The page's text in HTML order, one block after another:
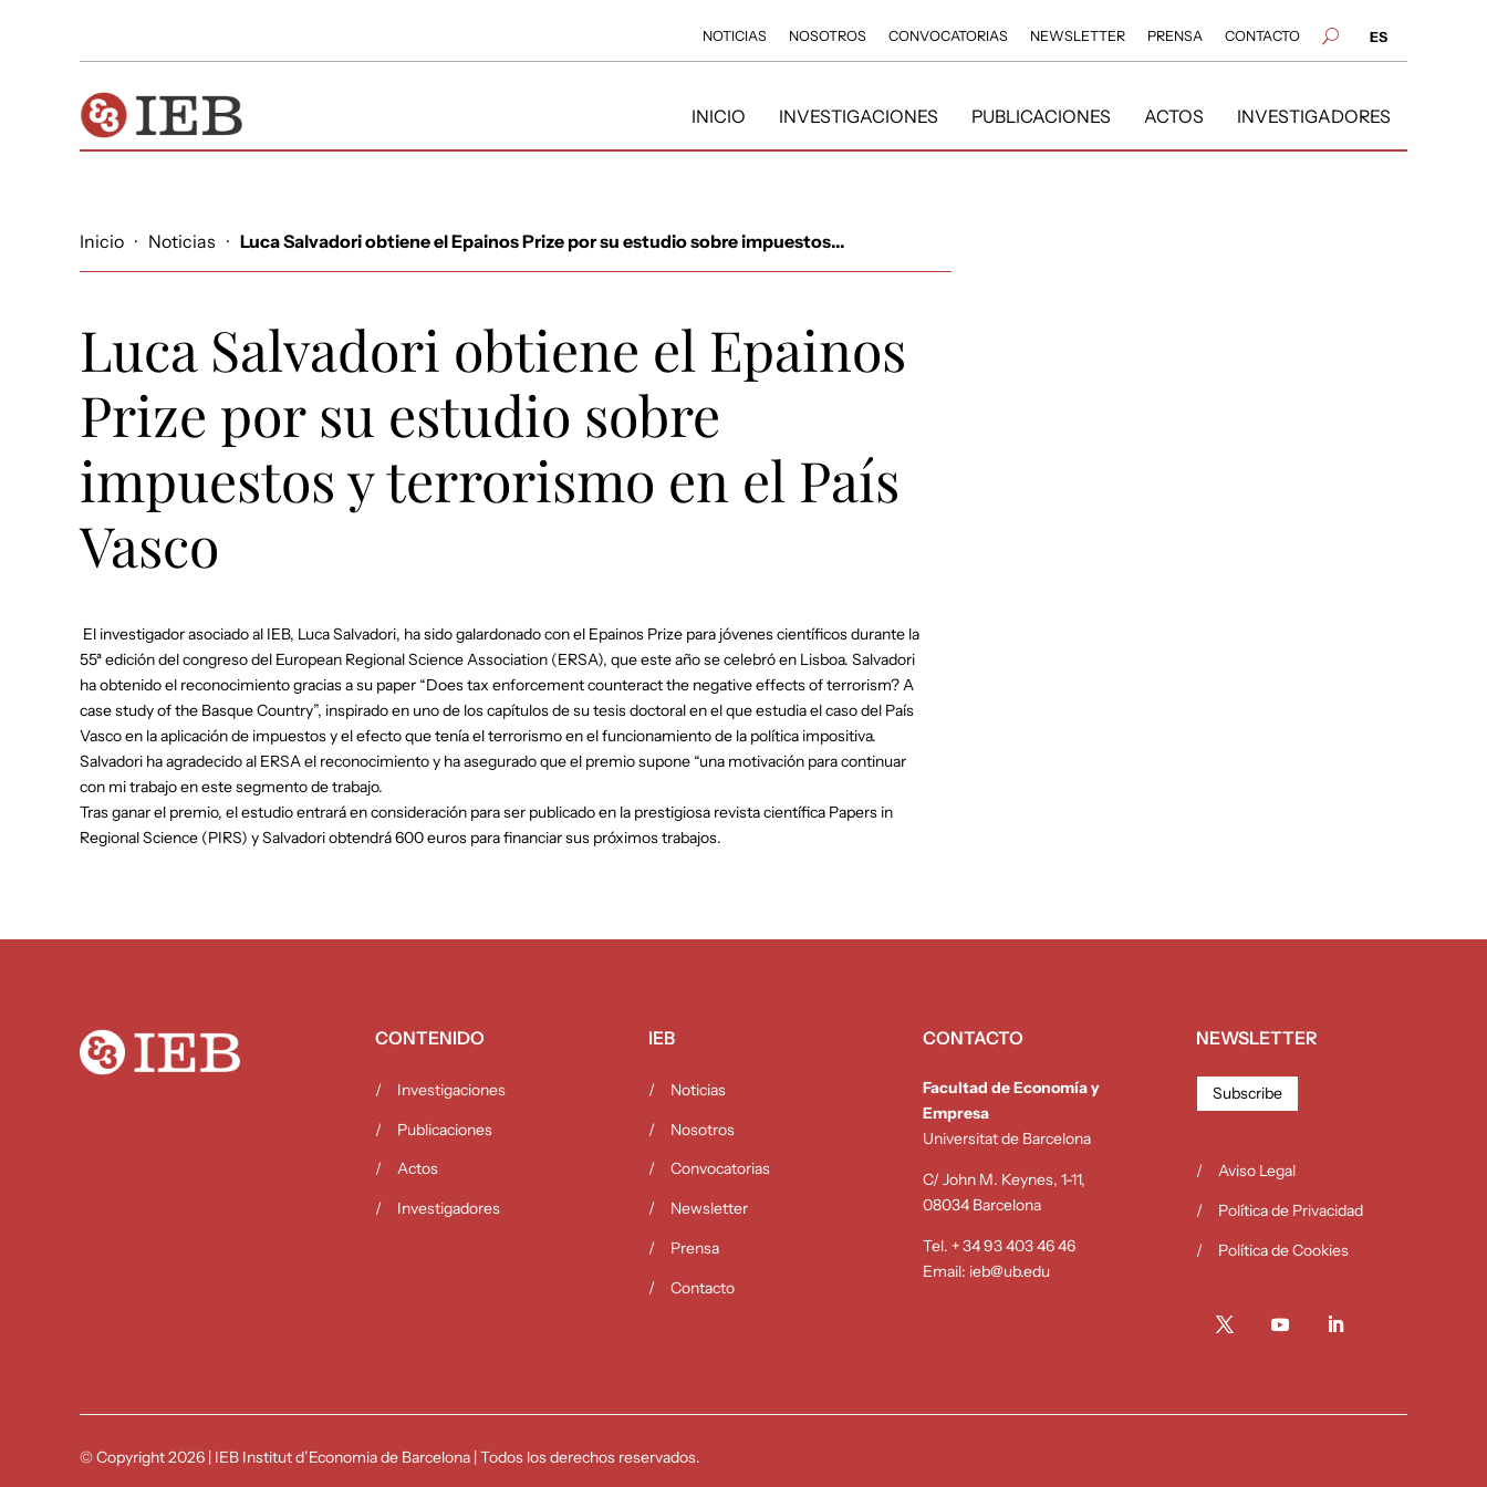
NOTICIAS NOSOTROS CONVOCATORIAS NEWSLETTER PRENSA CONTACTO U ES
INICIO INVESTIGACIONES PUBLICACIONES ACTOS INVESTIGADORES
Inicio · Noticias · Luca Salvadori obtiene el Epainos Prize por su estudio sobre impuestos...
Luca Salvadori obtiene el Epainos
Prize por su estudio sobre
impuestos y terrorismo en el País
Vasco
El investigador asociado al IEB, Luca Salvadori, ha sido galardonado con el Epainos Prize para jóvenes científicos durante la
55ª edición del congreso del European Regional Science Association (ERSA), que este año se celebró en Lisboa. Salvadori
ha obtenido el reconocimiento gracias a su paper “Does tax enforcement counteract the negative effects of terrorism? A
case study of the Basque Country”, inspirado en uno de los capítulos de su tesis doctoral en el que estudia el caso del País
Vasco en la aplicación de impuestos y el efecto que tenía el terrorismo en el funcionamiento de la política impositiva.
Salvadori ha agradecido al ERSA el reconocimiento y ha asegurado que el premio supone “una motivación para continuar
con mi trabajo en este segmento de trabajo.
Tras ganar el premio, el estudio entrará en consideración para ser publicado en la prestigiosa revista científica Papers in
Regional Science (PIRS) y Salvadori obtendrá 600 euros para financiar sus próximos trabajos.
CONTENIDO
Investigaciones
Publicaciones
Actos
Investigadores
IEB
Noticias
Nosotros
Convocatorias
Newsletter
Prensa
Contacto
CONTACTO
Facultad de Economía y
Empresa
Universitat de Barcelona
C/ John M. Keynes, 1-11,
08034 Barcelona
Tel. + 34 93 403 46 46
Email: ieb@ub.edu
NEWSLETTER
Subscribe
Aviso Legal
Política de Privacidad
Política de Cookies
© Copyright 2026 | IEB Institut d’Economia de Barcelona |Todos los derechos reservados.